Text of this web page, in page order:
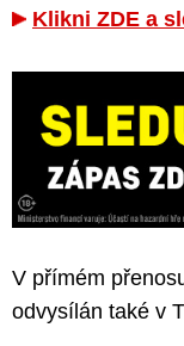
Klikni ZDE a
V přímém
odvysílán také v